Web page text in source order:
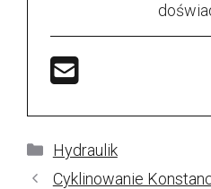
Kategorie
Hydraulik
Cyklinowanie